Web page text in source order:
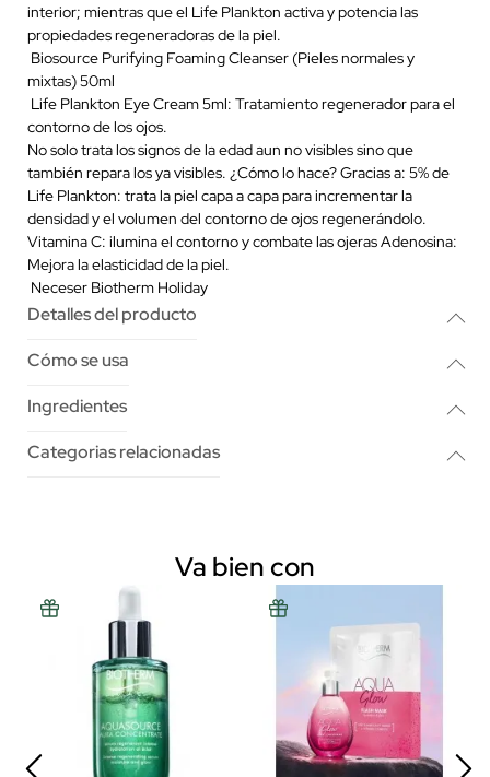
interior; mientras que el Life Plankton activa y potencia las
propiedades regeneradoras de la piel.
Biosource Purifying Foaming Cleanser (Pieles normales y
mixtas) 50ml
Life Plankton Eye Cream 5ml: Tratamiento regenerador para el
contorno de los ojos.
No solo trata los signos de la edad aun no visibles sino que
también repara los ya visibles. ¿Cómo lo hace? Gracias a: 5% de
Life Plankton: trata la piel capa a capa para incrementar la
densidad y el volumen del contorno de ojos regenerándolo.
Vitamina C: ilumina el contorno y combate las ojeras Adenosina:
Mejora la elasticidad de la piel.
Neceser Biotherm Holiday
Detalles del producto
Cómo se usa
Ingredientes
Categorias relacionadas
Va bien con